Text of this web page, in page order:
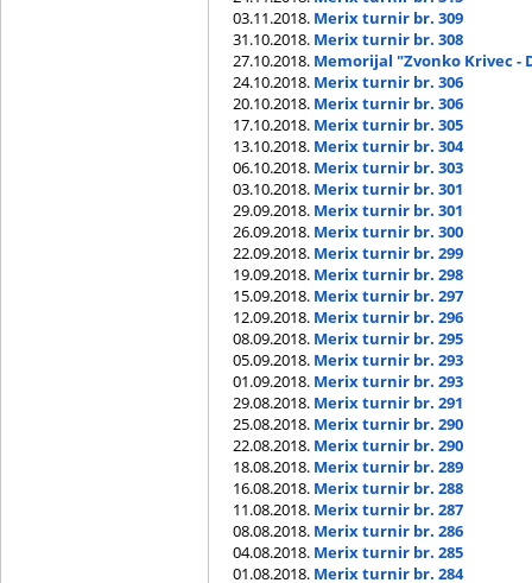
03.11.2018. Merix turnir br. 309
31.10.2018. Merix turnir br. 308
27.10.2018. Memorijal "Zvonko Krivec -
24.10.2018. Merix turnir br. 306
20.10.2018. Merix turnir br. 306
17.10.2018. Merix turnir br. 305
13.10.2018. Merix turnir br. 304
06.10.2018. Merix turnir br. 303
03.10.2018. Merix turnir br. 301
29.09.2018. Merix turnir br. 301
26.09.2018. Merix turnir br. 300
22.09.2018. Merix turnir br. 299
19.09.2018. Merix turnir br. 298
15.09.2018. Merix turnir br. 297
12.09.2018. Merix turnir br. 296
08.09.2018. Merix turnir br. 295
05.09.2018. Merix turnir br. 293
01.09.2018. Merix turnir br. 293
29.08.2018. Merix turnir br. 291
25.08.2018. Merix turnir br. 290
22.08.2018. Merix turnir br. 290
18.08.2018. Merix turnir br. 289
16.08.2018. Merix turnir br. 288
11.08.2018. Merix turnir br. 287
08.08.2018. Merix turnir br. 286
04.08.2018. Merix turnir br. 285
01.08.2018. Merix turnir br. 284